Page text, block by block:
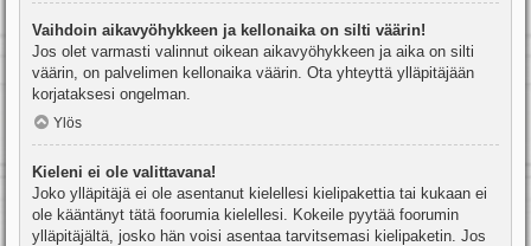
Vaihdoin aikavyöhykkeen ja kellonaika on silti väärin!
Jos olet varmasti valinnut oikean aikavyöhykkeen ja aika on silti
väärin, on palvelimen kellonaika väärin. Ota yhteyttä ylläpitäjään
korjataksesi ongelman.
Ylös
Kieleni ei ole valittavana!
Joko ylläpitäjä ei ole asentanut kielellesi kielipakettia tai kukaan ei
ole kääntänyt tätä foorumia kielellesi. Kokeile pyytää foorumin
ylläpitäjältä, josko hän voisi asentaa tarvitsemasi kielipaketin. Jos